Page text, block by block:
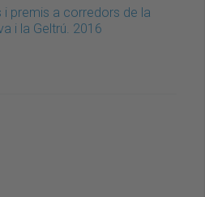
i premis a corredors de la
i la Geltrú. 2016